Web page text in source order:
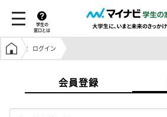
学生の
窓口とは
学生の窓口トップ
ログイン
会員登録